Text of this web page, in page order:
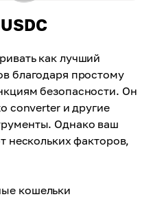
как лучший
благодаря простому
безопасности. Он
converter и другие
Однако ваш
нескольких факторов,
кошельки